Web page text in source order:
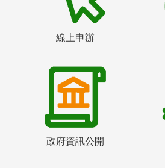
線上申辦
政府資訊公開